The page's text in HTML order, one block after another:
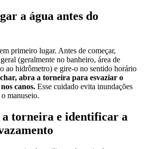
a água antes do
primeiro lugar. Antes de começar,
(geralmente no banheiro, área de
ao hidrômetro) e gire-o no sentido horário
abra a torneira para esvaziar o
canos. Esse cuidado evita inundações
manuseio.
a torneira e identificar a